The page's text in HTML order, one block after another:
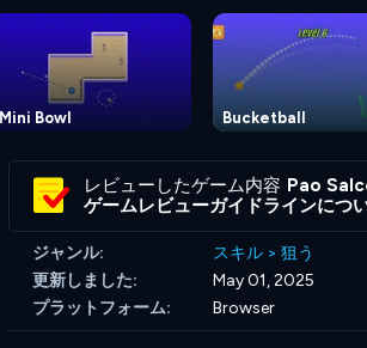
Mini Bowl Bucketball
レビューしたゲーム内容 Pao
ゲームレビューガイドラインにつ
ジャンル: スキル > 狙う
更新しました:
May 01, 2025
プラットフォーム:
Browser